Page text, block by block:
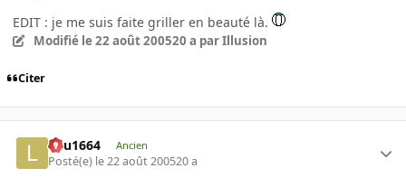
EDIT : je me suis faite griller en beauté là.
Modifié le 22 août 200520 a par Illusion
Citer
lulu1664 Ancien
Posté(e) le 22 août 200520 a